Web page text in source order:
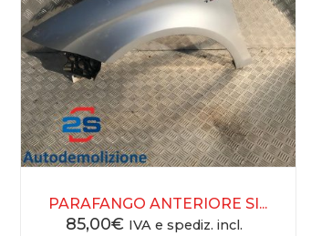
PARAFANGO ANTERIORE SI...
85,00€ IVA e spediz. incl.